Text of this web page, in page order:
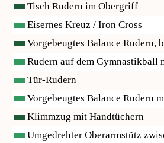
Tisch Rudern im Obergriff
Eisernes Kreuz / Iron Cross
Vorgebeugtes Balance Rudern,
Rudern auf dem Gymnastikball
Tür-Rudern
Vorgebeugtes Balance Rudern
Klimmzug mit Handtüchern
Umgedrehter Oberarmstütz